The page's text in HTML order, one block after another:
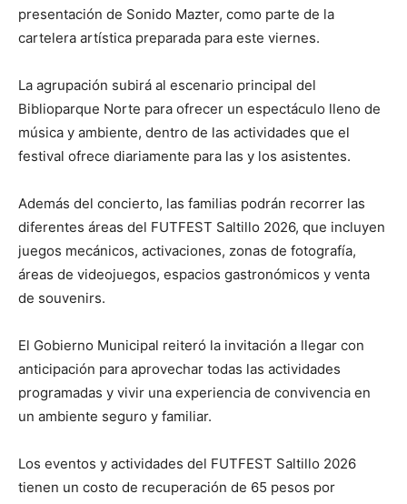
presentación de Sonido Mazter, como parte de la
cartelera artística preparada para este viernes.
La agrupación subirá al escenario principal del
Biblioparque Norte para ofrecer un espectáculo lleno de
música y ambiente, dentro de las actividades que el
festival ofrece diariamente para las y los asistentes.
Además del concierto, las familias podrán recorrer las
diferentes áreas del FUTFEST Saltillo 2026, que incluyen
juegos mecánicos, activaciones, zonas de fotografía,
áreas de videojuegos, espacios gastronómicos y venta
de souvenirs.
El Gobierno Municipal reiteró la invitación a llegar con
anticipación para aprovechar todas las actividades
programadas y vivir una experiencia de convivencia en
un ambiente seguro y familiar.
Los eventos y actividades del FUTFEST Saltillo 2026
tienen un costo de recuperación de 65 pesos por